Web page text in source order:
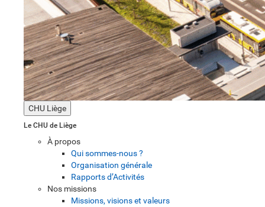
CHU Liège
Le CHU de Liège
À propos
Qui sommes-nous ?
Organisation générale
Rapports d’Activités
Nos missions
Missions, visions et valeurs